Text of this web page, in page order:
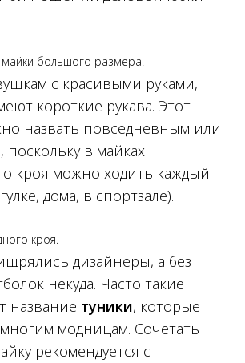
майки большого размера.
с красивыми руками,
короткие рукава. Этот
назвать повседневным или
в майках
кроя можно ходить каждый
дома, в спортзале).
кроя.
дизайнеры, а без
некуда. Часто такие
название туники, которые
модницам. Сочетать
рекомендуется с